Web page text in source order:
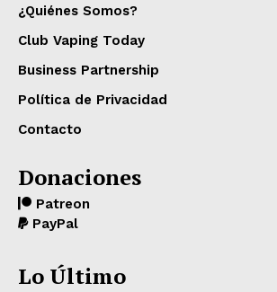
¿Quiénes Somos?
Club Vaping Today
Business Partnership
Política de Privacidad
Contacto
Donaciones
Patreon
PayPal
Lo Último